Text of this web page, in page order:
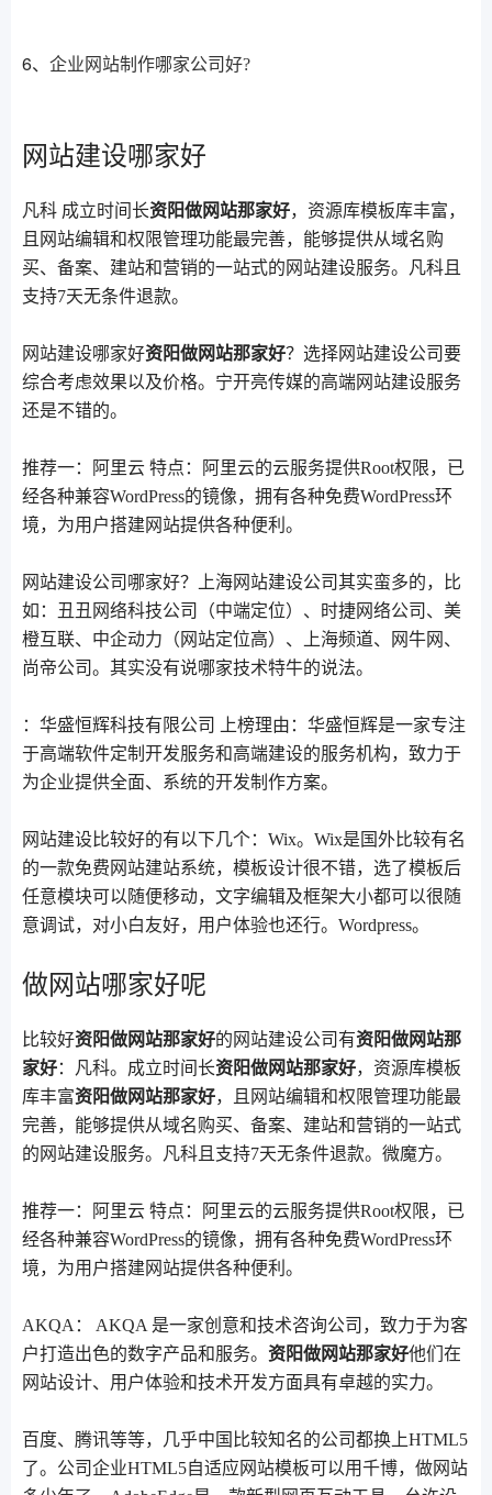
6、 企业网站制作哪家公司好?
网站建设哪家好
凡科 成立时间长资阳做网站那家好，资源库模板库丰富，
且网站编辑和权限管理功能最完善，能够提供从域名购
买、备案、建站和营销的一站式的网站建设服务。凡科且
支持7天无条件退款。
网站建设哪家好资阳做网站那家好？选择网站建设公司要
综合考虑效果以及价格。宁开亮传媒的高端网站建设服务
还是不错的。
推荐一：阿里云 特点：阿里云的云服务提供Root权限，已
经各种兼容WordPress的镜像，拥有各种免费WordPress环
境，为用户搭建网站提供各种便利。
网站建设公司哪家好？上海网站建设公司其实蛮多的，比
如：丑丑网络科技公司（中端定位）、时捷网络公司、美
橙互联、中企动力（网站定位高）、上海频道、网牛网、
尚帝公司。其实没有说哪家技术特牛的说法。
：华盛恒辉科技有限公司 上榜理由：华盛恒辉是一家专注
于高端软件定制开发服务和高端建设的服务机构，致力于
为企业提供全面、系统的开发制作方案。
网站建设比较好的有以下几个：Wix。Wix是国外比较有名
的一款免费网站建站系统，模板设计很不错，选了模板后
任意模块可以随便移动，文字编辑及框架大小都可以很随
意调试，对小白友好，用户体验也还行。Wordpress。
做网站哪家好呢
比较好资阳做网站那家好的网站建设公司有资阳做网站那
家好：凡科。成立时间长资阳做网站那家好，资源库模板
库丰富资阳做网站那家好，且网站编辑和权限管理功能最
完善，能够提供从域名购买、备案、建站和营销的一站式
的网站建设服务。凡科且支持7天无条件退款。微魔方。
推荐一：阿里云 特点：阿里云的云服务提供Root权限，已
经各种兼容WordPress的镜像，拥有各种免费WordPress环
境，为用户搭建网站提供各种便利。
AKQA： AKQA 是一家创意和技术咨询公司，致力于为客
户打造出色的数字产品和服务。 资阳做网站那家好他们在
网站设计、用户体验和技术开发方面具有卓越的实力。
百度、腾讯等等，几乎中国比较知名的公司都换上HTML5
了。公司企业HTML5自适应网站模板可以用千博，做网站